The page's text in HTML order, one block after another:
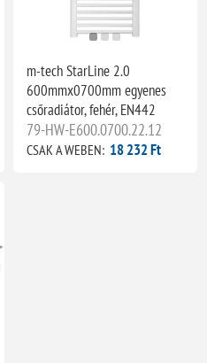
m-tech StarLine 2.0
600mmx0700mm egyenes
csőradiátor, fehér, EN442
79-HW-E600.0700.22.12
CSAK A WEBEN: 18 232 Ft